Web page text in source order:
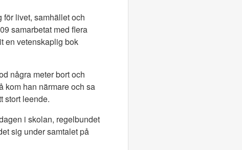
för livet, samhället och
samarbetat med flera
en vetenskaplig bok
några meter bort och
kom han närmare och sa
stort leende.
i skolan, regelbundet
sig under samtalet på